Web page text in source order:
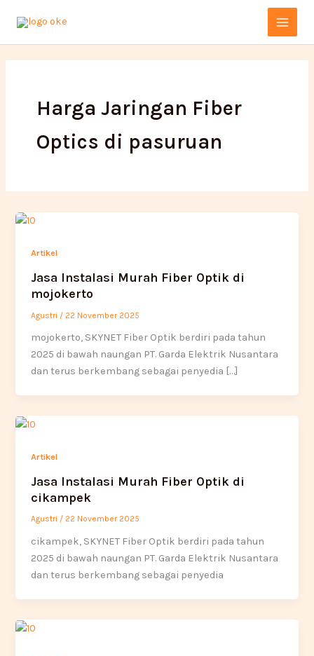
Main
Menu
Harga Jaringan Fiber
Optics di pasuruan
Artikel
Jasa Instalasi Murah Fiber Optik di
mojokerto
Agustri / 22 November 2025
mojokerto, SKYNET Fiber Optik berdiri pada tahun
2025 di bawah naungan PT. Garda Elektrik Nusantara
dan terus berkembang sebagai penyedia […]
Artikel
Jasa Instalasi Murah Fiber Optik di
cikampek
Agustri / 22 November 2025
cikampek, SKYNET Fiber Optik berdiri pada tahun
2025 di bawah naungan PT. Garda Elektrik Nusantara
dan terus berkembang sebagai penyedia